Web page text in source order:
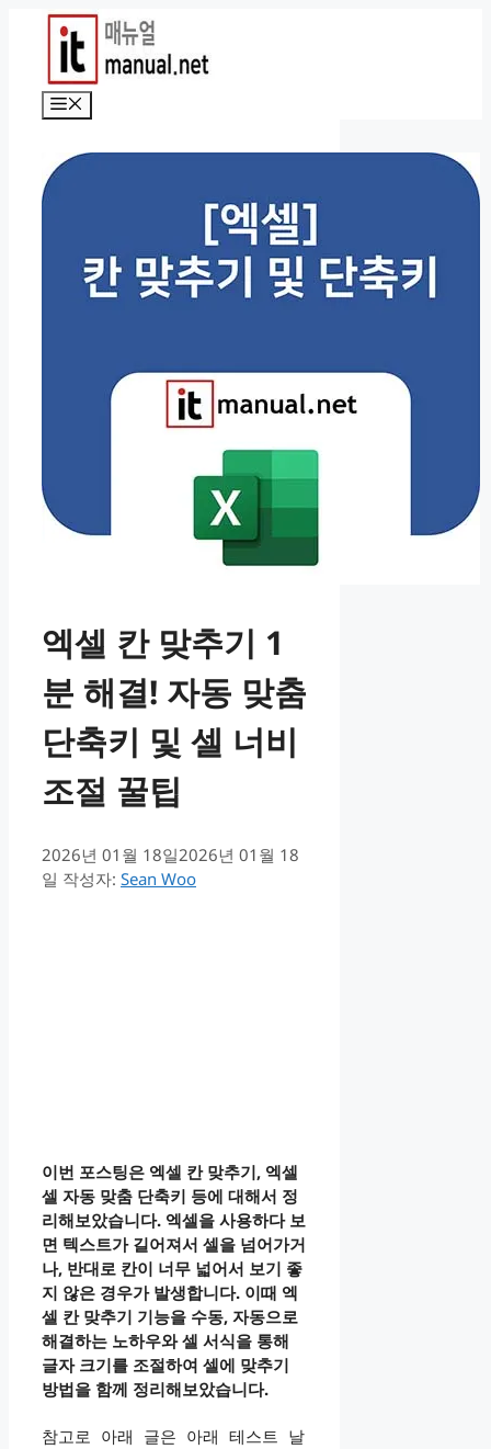
엑셀 칸 맞추기 1
분 해결! 자동 맞춤
단축키 및 셀 너비
조절 꿀팁
2026년 01월 18일2026년 01월 18
일 작성자: Sean Woo
이번 포스팅은 엑셀 칸 맞추기, 엑셀
셀 자동 맞춤 단축키 등에 대해서 정
리해보았습니다. 엑셀을 사용하다 보
면 텍스트가 길어져서 셀을 넘어가거
나, 반대로 칸이 너무 넓어서 보기 좋
지 않은 경우가 발생합니다. 이때 엑
셀 칸 맞추기 기능을 수동, 자동으로
해결하는 노하우와 셀 서식을 통해
글자 크기를 조절하여 셀에 맞추기
방법을 함께 정리해보았습니다.
참고로 아래 글은 아래 테스트 날